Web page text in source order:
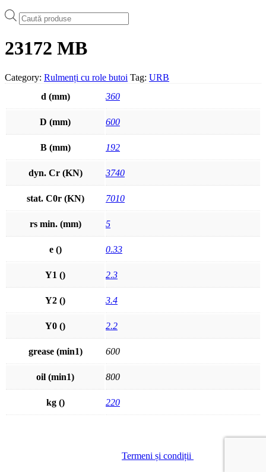
Products
search
23172 MB
Category: Rulmenți cu role butoi Tag: URB
d (mm)
360
D (mm) 600
B (mm) 192
dyn. Cr (KN) 3740
stat. C0r (KN) 7010
rs min. (mm) 5
e () 0.33
Y1 () 2.3
Y2 () 3.4
Y0 () 2.2
grease (min1) 600
oil (min1) 800
kg () 220
Termeni și condiții